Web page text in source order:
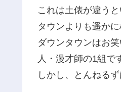
これは土俵が違う
タウンよりも遥か
ダウンタウンはお
人・漫才師の1組で
しかし、とんねる